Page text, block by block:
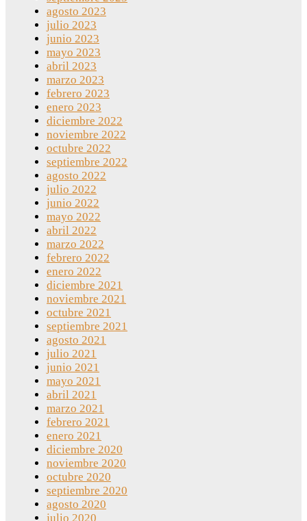
agosto 2023
julio 2023
junio 2023
mayo 2023
abril 2023
marzo 2023
febrero 2023
enero 2023
diciembre 2022
noviembre 2022
octubre 2022
septiembre 2022
agosto 2022
julio 2022
junio 2022
mayo 2022
abril 2022
marzo 2022
febrero 2022
enero 2022
diciembre 2021
noviembre 2021
octubre 2021
septiembre 2021
agosto 2021
julio 2021
junio 2021
mayo 2021
abril 2021
marzo 2021
febrero 2021
enero 2021
diciembre 2020
noviembre 2020
octubre 2020
septiembre 2020
agosto 2020
julio 2020